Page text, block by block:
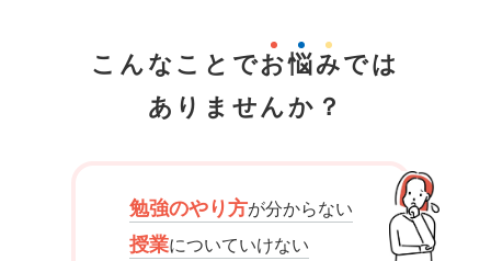
こんなことでお悩みでは
ありませんか？
勉強のやり方が分からない
授業についていけない